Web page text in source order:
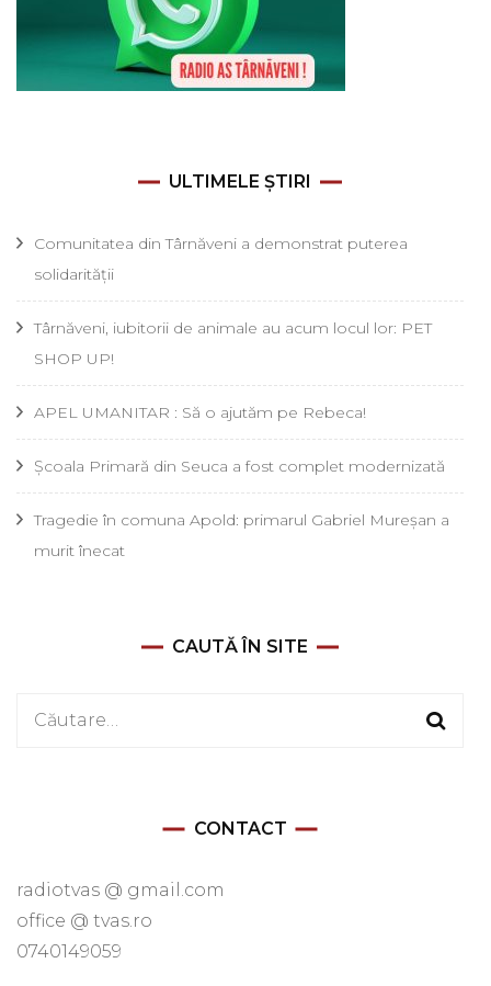
ULTIMELE ȘTIRI
Comunitatea din Târnăveni a demonstrat puterea
solidarității
Târnăveni, iubitorii de animale au acum locul lor: PET
SHOP UP!
APEL UMANITAR : Să o ajutăm pe Rebeca!
Școala Primară din Seuca a fost complet modernizată
Tragedie în comuna Apold: primarul Gabriel Mureșan a
murit înecat
CAUTĂ ÎN SITE
Caută
CONTACT
radiotvas @ gmail.com
office @ tvas.ro
0740149059